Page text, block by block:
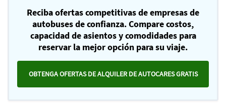
Reciba ofertas competitivas de empresas de
autobuses de confianza. Compare costos,
capacidad de asientos y comodidades para
reservar la mejor opción para su viaje.
OBTENGA OFERTAS DE ALQUILER DE AUTOCARES GRATIS